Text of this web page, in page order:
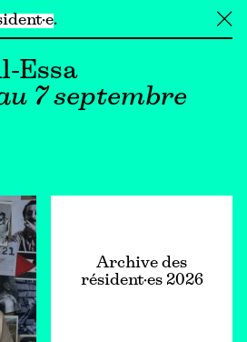
╳
Essa
7 septembre
Archive des
résident·es 2026